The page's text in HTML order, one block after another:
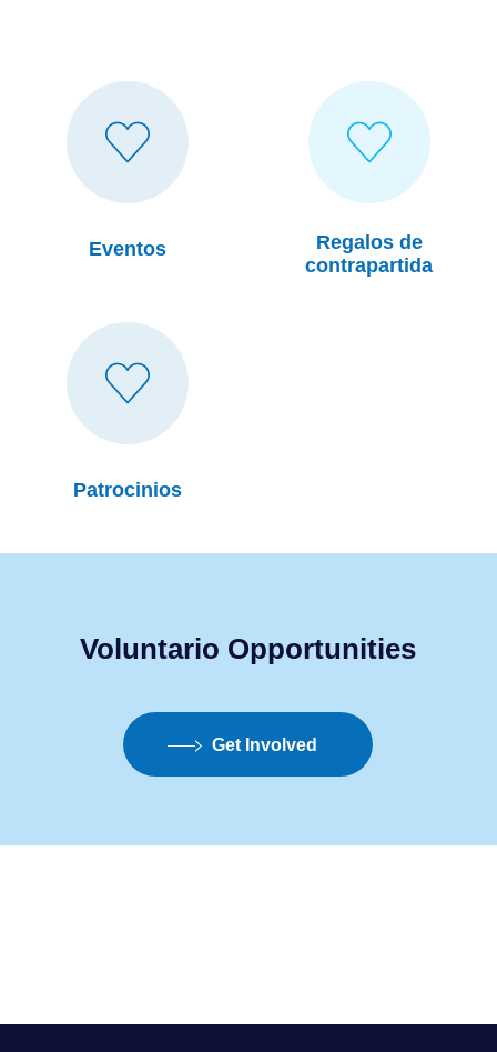
Eventos
Heart Icon
Eventos
Regalos
de
contrapartida
Regalos de
contrapartida
Patrocinios
Heart Icon
Patrocinios
Voluntario Opportunities
Get Involved